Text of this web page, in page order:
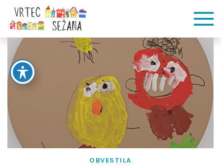
Skip
content
Sežana
Veliko pogumnih
OBVESTILA